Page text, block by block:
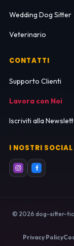
Wedding Dog Sitter
Veterinario
CONTATTI
Supporto Clienti
Lavora con Noi
Iscriviti alla
I NOSTRI SOCIAL
© 2026 dog-sitter-
Privacy Policy